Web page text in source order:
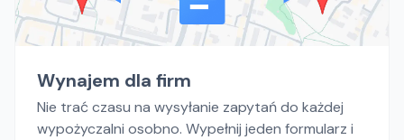
Wynajem dla firm
Nie trać czasu na wysyłanie zapytań do każdej
wypożyczalni osobno. Wypełnij jeden formularz i